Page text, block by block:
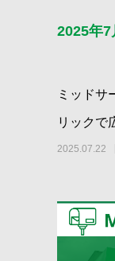
2025年7
ミッドサ
リックで
動産｜小
2025.07.22